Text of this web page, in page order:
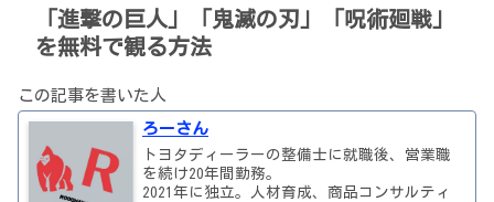
「進撃の巨人」「鬼滅の刃」「呪術廻戦」
を無料で観る方法
この記事を書いた人
ろーさん
トヨタディーラーの整備士に就職後、営業職
を続け20年間勤務。
2021年に独立。人材育成、商品コンサルティ